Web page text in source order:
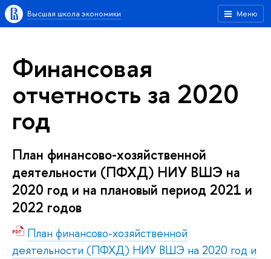
Меню
Высшая школа экономики
Финансовая
отчетность за 2020
год
План финансово-хозяйственной
деятельности (ПФХД) НИУ ВШЭ на
2020 год и на плановый период 2021 и
2022 годов
План финансово-хозяйственной
деятельности (ПФХД) НИУ ВШЭ на 2020 год и